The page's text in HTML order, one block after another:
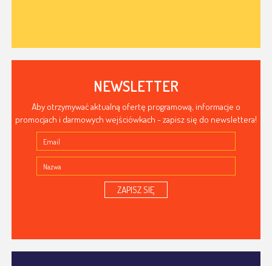
NEWSLETTER
Aby otrzymywać aktualną ofertę programową, informacje o
promocjach i darmowych wejściówkach - zapisz się do newslettera!
ZAPISZ SIĘ